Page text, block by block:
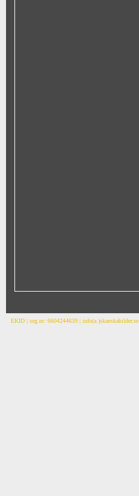
EKID | org.nr: 6604244639 | info(a.)skanskabilder.se